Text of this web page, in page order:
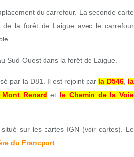
du carrefour. La seconde carte
de la forêt de Laigue avec le carrefour
Sud-Ouest dans la forêt de Laigue.
par la D81. Il est rejoint par la D546, la
Renard et le Chemin de la Voie
sur les cartes IGN (voir cartes). Le
du Francport